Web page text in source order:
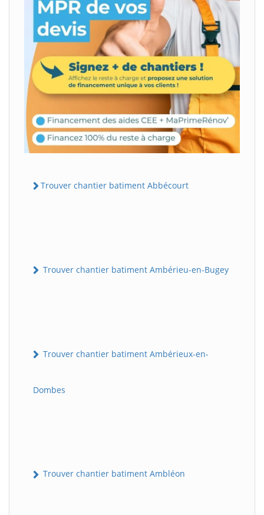
Trouver chantier batiment Abbécourt
Trouver chantier batiment Ambérieu-en-Bugey
Trouver chantier batiment Ambérieux-en-
Dombes
Trouver chantier batiment Ambléon